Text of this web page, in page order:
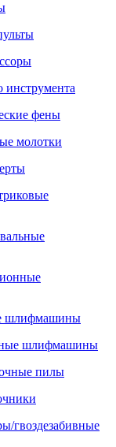
инструмента
фены
молотки
шлифмашины
шлифмашины
пилы
гвоздезабивные